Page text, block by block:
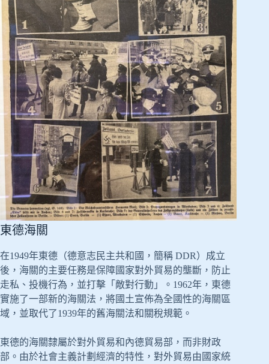
東德海關
在1949年東德（德意志民主共和國，簡稱 DDR）成立
後，海關的主要任務是保障國家對外貿易的壟斷，防止
走私、投機行為，並打擊「敵對行動」。1962年，東德
實施了一部新的海關法，將國土宣佈為全國性的海關區
域，並取代了1939年的舊海關法和關稅規範。
東德的海關隸屬於對外貿易和內德貿易部，而非財政
部。由於社會主義計劃經濟的特性，對外貿易由國家統